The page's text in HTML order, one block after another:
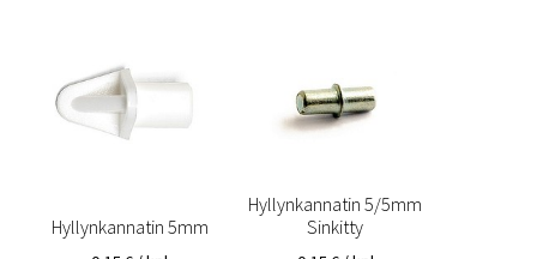
Hyllynkannatin 5mm
Hyllynkannatin 5/5mm
Sinkitty